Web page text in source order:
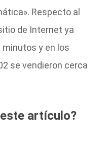
Respecto al
de Internet ya
minutos y en los
se vendieron cerca
artículo?